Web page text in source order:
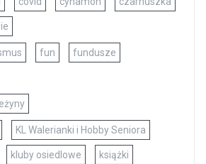
fun fundusze
KL Walerianki i Hobby Seniora
kluby osiedlowe książki